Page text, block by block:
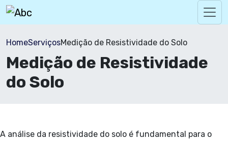
HomeServiçosMedição de Resistividade do Solo
Medição de Resistividade
do Solo
A análise da resistividade do solo é fundamental para o